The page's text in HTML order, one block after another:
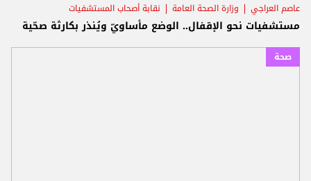
عاصم العراجي وزارة الصحة العامة نقابة أصحاب المستشفيات
مستشفيات نحو الإقفال.. الوضع مأساويّ ويُنذر بكارثة صحّية
صحة